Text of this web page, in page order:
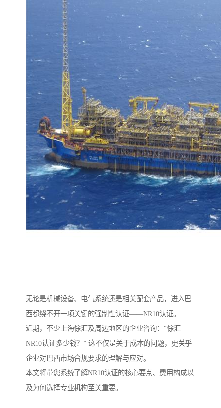
无论是机械设备、电气系统还是相关配套产品，进入巴
西都绕不开一项关键的强制性认证——NR10认证。
近期，不少上海徐汇及周边地区的企业咨询：“徐汇
NR10认证多少钱？” 这不仅是关于成本的问题，更关乎
企业对巴西市场合规要求的理解与应对。
本文将带您系统了解NR10认证的核心要点、费用构成以
及为何选择专业机构至关重要。